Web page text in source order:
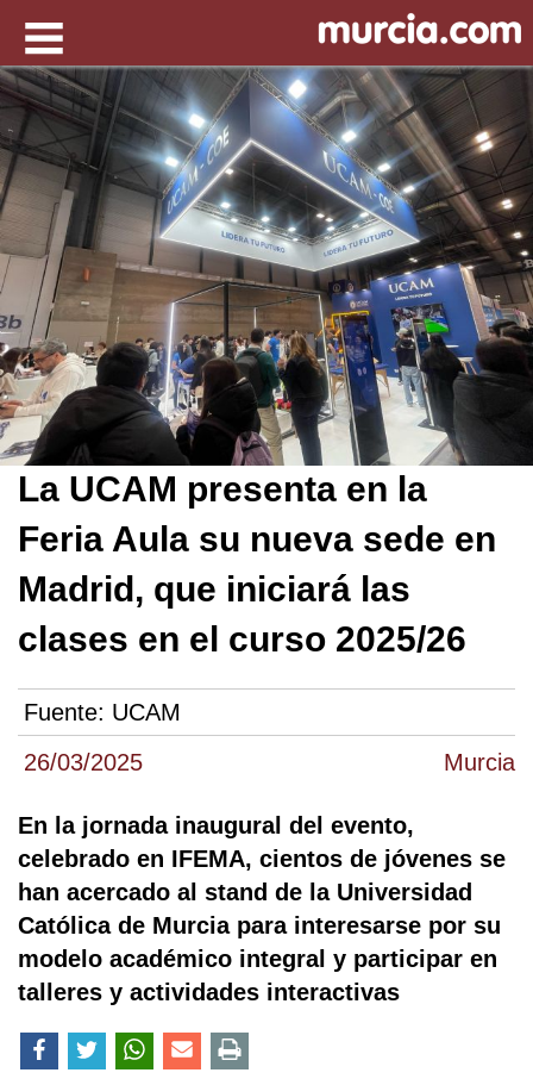
26/03/2025 Murcia
La UCAM presenta en la
Feria Aula su nueva sede en
Madrid, que iniciará las
clases en el curso 2025/26
Fuente: UCAM
En la jornada inaugural del evento,
celebrado en IFEMA, cientos de jóvenes se
han acercado al stand de la Universidad
Católica de Murcia para interesarse por su
modelo académico integral y participar en
talleres y actividades interactivas